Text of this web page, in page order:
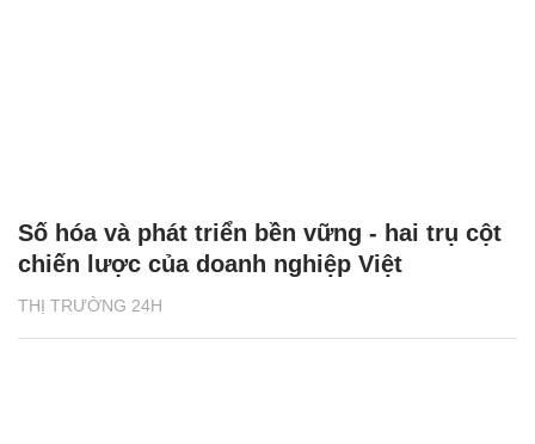
THỊ TRƯỜNG 24H
Số hóa và phát triển bền vững - hai trụ cột
chiến lược của doanh nghiệp Việt